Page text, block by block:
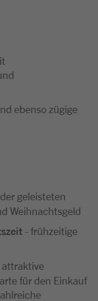
ebenso zügige
geleisteten
Weihnachtsgeld
- frühzeitige
attraktive
für den Einkauf